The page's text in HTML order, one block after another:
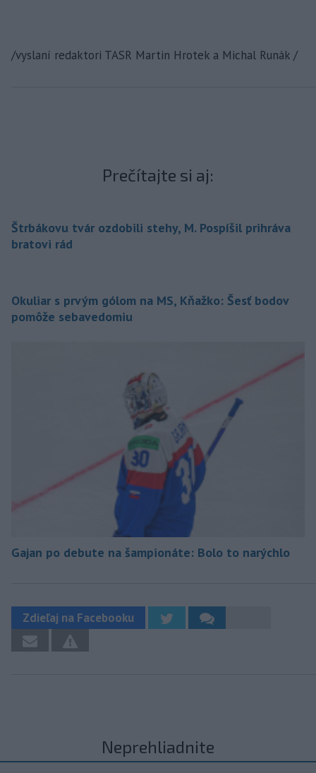
/vyslaní redaktori TASR Martin Hrotek a Michal Runák /
Prečítajte si aj:
Štrbákovu tvár ozdobili stehy, M. Pospíšil prihráva
bratovi rád
Okuliar s prvým gólom na MS, Kňažko: Šesť bodov
pomôže sebavedomiu
Gajan po debute na šampionáte: Bolo to narýchlo
Zdieľaj na Facebooku
Neprehliadnite